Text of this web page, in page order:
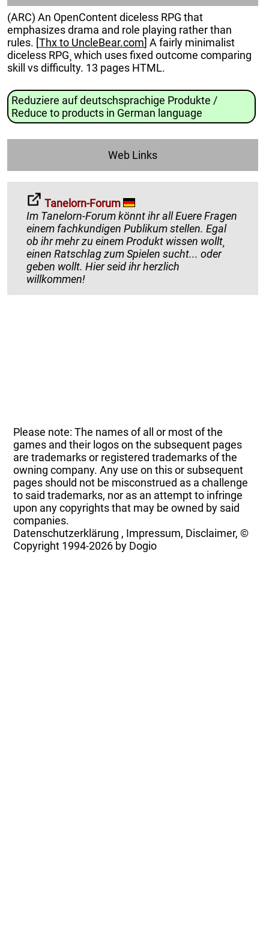
(ARC) An OpenContent diceless RPG that
emphasizes drama and role playing rather than
rules. [Thx to UncleBear.com] A fairly minimalist
diceless RPG¸ which uses fixed outcome comparing
skill vs difficulty. 13 pages HTML.
Reduziere auf deutschsprachige Produkte /
Reduce to products in German language
Web Links
Tanelorn-Forum
Im Tanelorn-Forum könnt ihr all Euere Fragen
einem fachkundigen Publikum stellen. Egal
ob ihr mehr zu einem Produkt wissen wollt¸
einen Ratschlag zum Spielen sucht... oder
geben wollt. Hier seid ihr herzlich
willkommen!
Please note: The names of all or most of the
games and their logos on the subsequent pages
are trademarks or registered trademarks of the
owning company. Any use on this or subsequent
pages should not be misconstrued as a challenge
to said trademarks, nor as an attempt to infringe
upon any copyrights that may be owned by said
companies.
Datenschutzerklärung , Impressum, Disclaimer, ©
Copyright 1994-2026 by Dogio